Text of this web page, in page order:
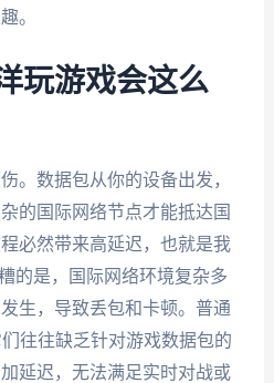
。
玩游戏会这么
。数据包从你的设备出发，
的国际网络节点才能抵达国
必然带来高延迟，也就是我
的是，国际网络环境复杂多
生，导致丢包和卡顿。普通
往往缺乏针对游戏数据包的
延迟，无法满足实时对战或